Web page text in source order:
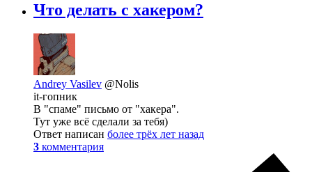
Что делать с хакером?
Andrey Vasilev @Nolis
it-гопник
В "спаме" письмо от "хакера".
Тут уже всё сделали за тебя)
Ответ написан более трёх лет назад
3 комментария